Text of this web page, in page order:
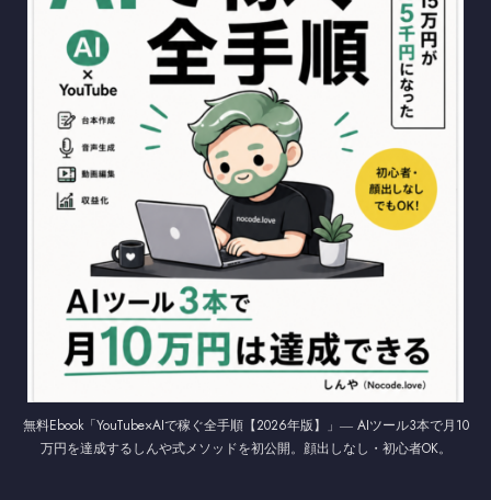
無料Ebook「YouTube×AIで稼ぐ全手順【2026年版】」― AIツール3本で月10
万円を達成するしんや式メソッドを初公開。顔出しなし・初心者OK。